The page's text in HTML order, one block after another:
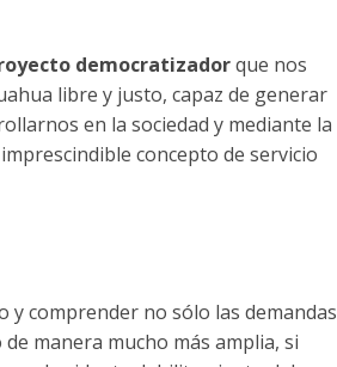
democratizadorque nos
libre y justo, capaz de generar
en la sociedad y mediante la
concepto de servicio
y comprender no sólo las demandas
manera mucho más amplia, si